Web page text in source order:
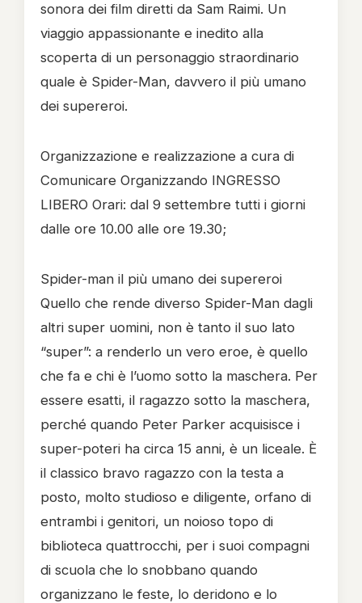
sonora dei film diretti da Sam Raimi. Un
viaggio appassionante e inedito alla
scoperta di un personaggio straordinario
quale è Spider-Man, davvero il più umano
dei supereroi.
Organizzazione e realizzazione a cura di
Comunicare Organizzando INGRESSO
LIBERO Orari: dal 9 settembre tutti i giorni
dalle ore 10.00 alle ore 19.30;
Spider-man il più umano dei supereroi
Quello che rende diverso Spider-Man dagli
altri super uomini, non è tanto il suo lato
“super”: a renderlo un vero eroe, è quello
che fa e chi è l’uomo sotto la maschera. Per
essere esatti, il ragazzo sotto la maschera,
perché quando Peter Parker acquisisce i
super-poteri ha circa 15 anni, è un liceale. È
il classico bravo ragazzo con la testa a
posto, molto studioso e diligente, orfano di
entrambi i genitori, un noioso topo di
biblioteca quattrocchi, per i suoi compagni
di scuola che lo snobbano quando
organizzano le feste, lo deridono e lo